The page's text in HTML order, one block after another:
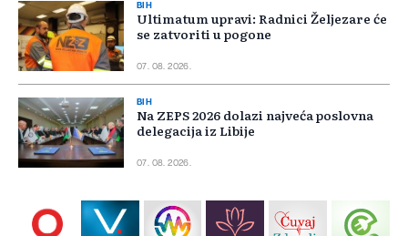
BIH
Ultimatum upravi: Radnici Željezare će
se zatvoriti u pogone
07. 08. 2026.
BIH
Na ZEPS 2026 dolazi najveća poslovna
delegacija iz Libije
07. 08. 2026.